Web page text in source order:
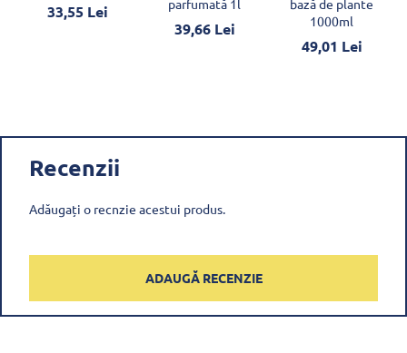
33,55 Lei parfumată 1l
39,66 Lei
bază de plante
1000ml
49,01 Lei
Recenzii
Adăugați o recnzie acestui produs.
ADAUGĂ RECENZIE